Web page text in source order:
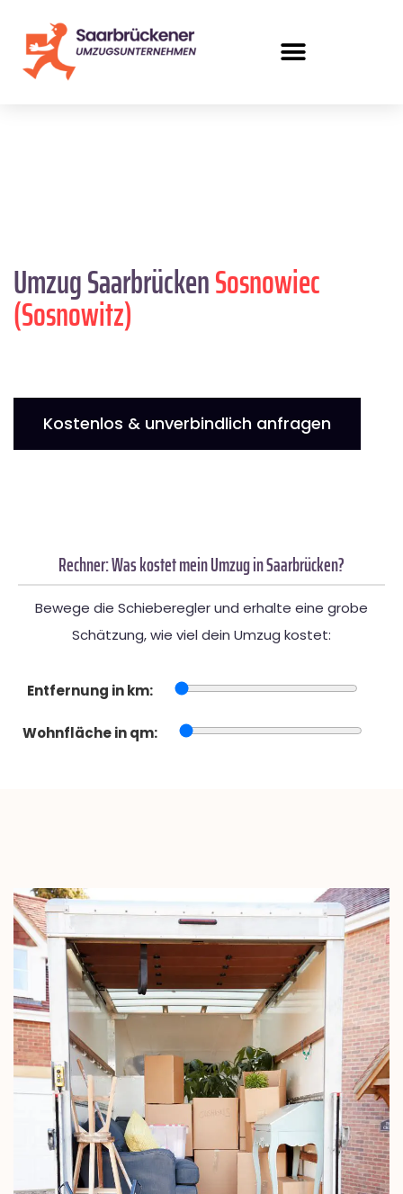
Umzug SaarbrückenSosnowiec
(Sosnowitz)
Kostenlos & unverbindlich anfragen
Rechner: Was kostet mein Umzug in Saarbrücken?
Bewege die Schieberegler und erhalte eine grobe
Schätzung, wie viel dein Umzug kostet:
Entfernung in km:
Wohnfläche in qm: